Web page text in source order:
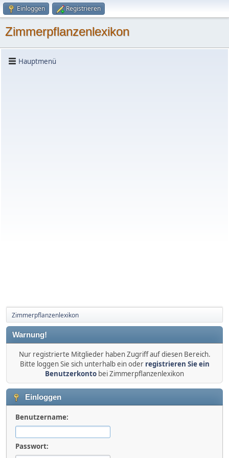
Einloggen Registrieren
Zimmerpflanzenlexikon
Hauptmenü
Zimmerpflanzenlexikon
Warnung!
Nur registrierte Mitglieder haben Zugriff auf diesen Bereich.
Bitte loggen Sie sich unterhalb ein oder registrieren Sie ein
Benutzerkonto bei Zimmerpflanzenlexikon
Einloggen
Benutzername:
Passwort: